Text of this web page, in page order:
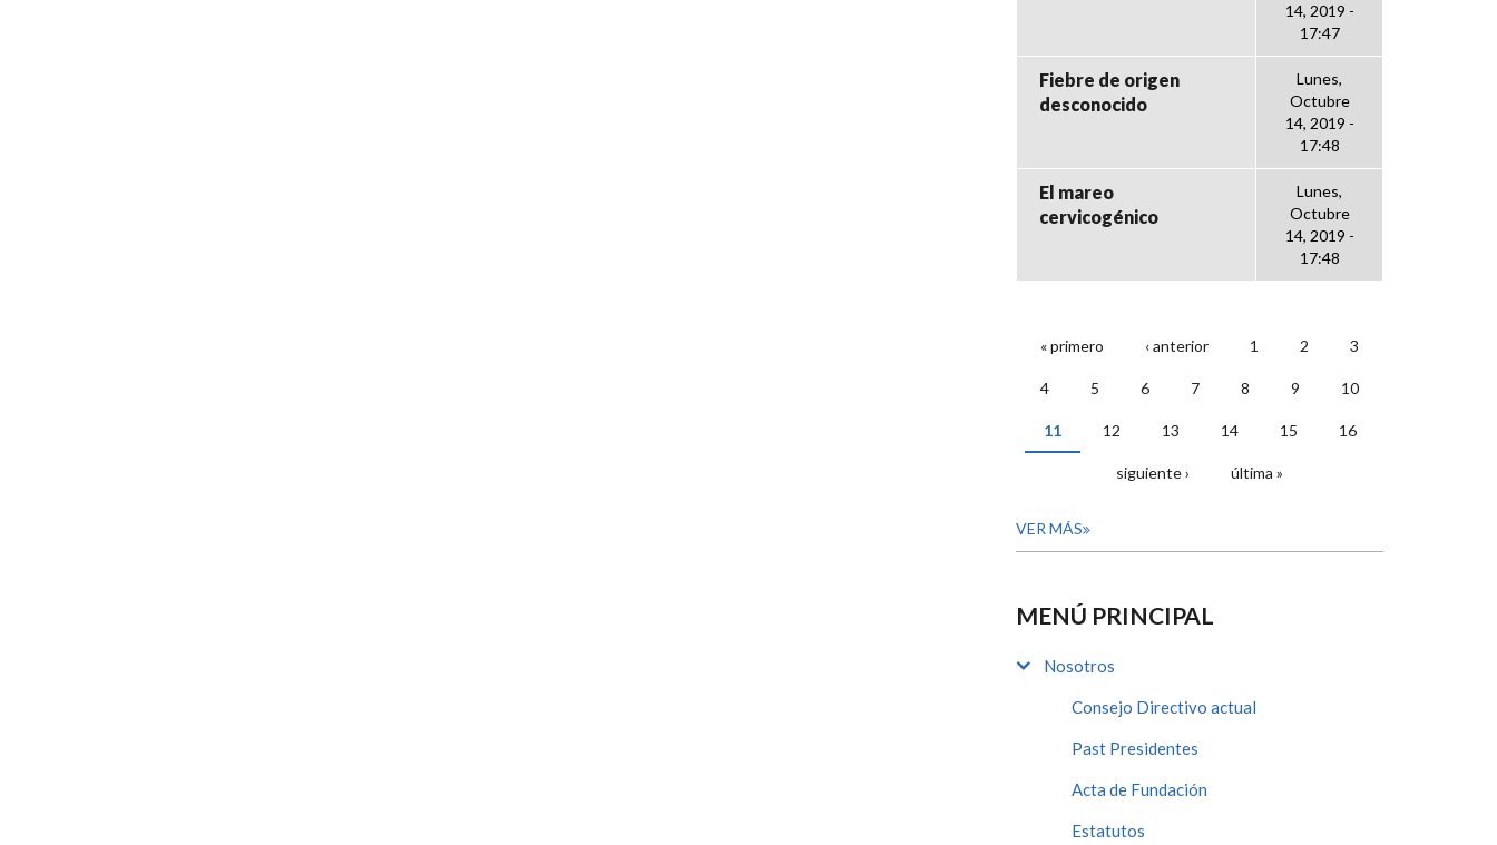
14, 2019 -
17:47
Fiebre de origen
desconocido
Lunes,
Octubre
14, 2019 -
17:48
El mareo
cervicogénico
Lunes,
Octubre
14, 2019 -
17:48
PÁGINAS
« primero ‹ anterior 1 2 3
4 5 6 7 8 9 10
11 12 13 14 15 16
siguiente › última »
VER MÁS
MENÚ PRINCIPAL
Nosotros
Consejo Directivo actual
Past Presidentes
Acta de Fundación
Estatutos